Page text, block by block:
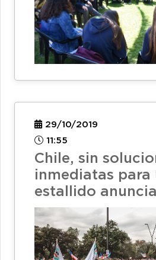
29/10/2019
11:55
Chile, sin
inmediatas para
estallido